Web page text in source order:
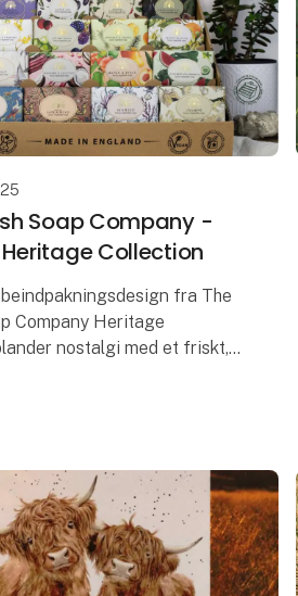
Soap Company -
Heritage Collection
fra The
Company Heritage
nostalgi med et friskt,